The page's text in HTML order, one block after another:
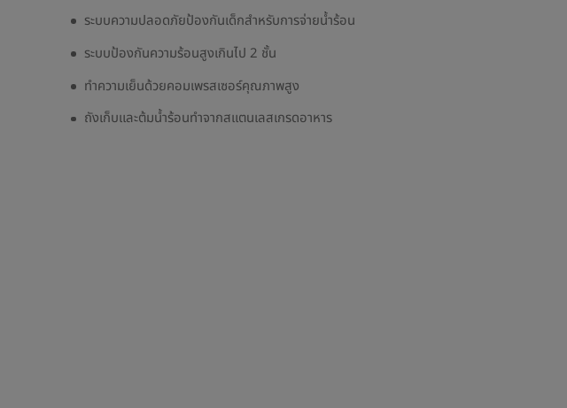
ระบบความปลอดภัยป้องกันเด็กสำหรับการจ่ายน้ำร้อน
ระบบป้องกันความร้อนสูงเกินไป 2 ชั้น
ทำความเย็นด้วยคอมเพรสเซอร์คุณภาพสูง
ถังเก็บและต้มน้ำร้อนทำจากสแตนเลสเกรดอาหาร